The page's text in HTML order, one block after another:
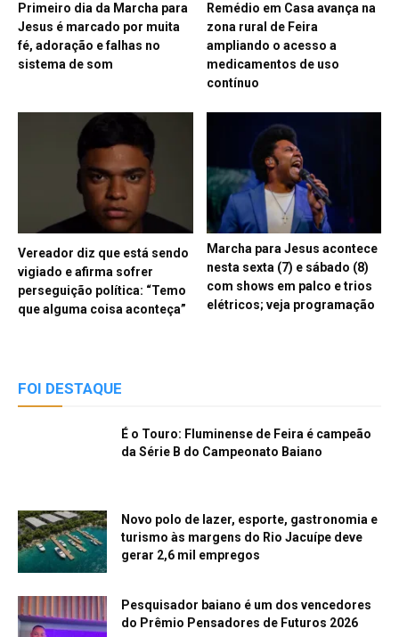
Primeiro dia da Marcha para
Jesus é marcado por muita
fé, adoração e falhas no
sistema de som
Remédio em Casa avança na
zona rural de Feira
ampliando o acesso a
medicamentos de uso
contínuo
Vereador diz que está sendo
vigiado e afirma sofrer
perseguição política: “Temo
que alguma coisa aconteça”
Marcha para Jesus acontece
nesta sexta (7) e sábado (8)
com shows em palco e trios
elétricos; veja programação
FOI DESTAQUE
É o Touro: Fluminense de Feira é campeão
da Série B do Campeonato Baiano
Novo polo de lazer, esporte, gastronomia e
turismo às margens do Rio Jacuípe deve
gerar 2,6 mil empregos
Pesquisador baiano é um dos vencedores
do Prêmio Pensadores de Futuros 2026